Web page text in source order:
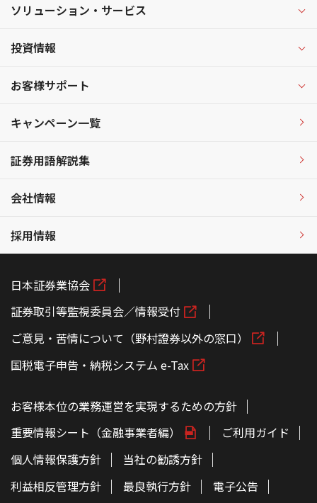
ソリューション・サービス
投資情報
お客様サポート
キャンペーン一覧
証券用語解説集
会社情報
採用情報
日本証券業協会
証券取引等監視委員会／情報受付
ご意見・苦情について（野村證券以外の窓口）
国税電子申告・納税システム e-Tax
お客様本位の業務運営を実現するための方針
重要情報シート（金融事業者編）
ご利用ガイド
個人情報保護方針
当社の勧誘方針
利益相反管理方針
最良執行方針
電子公告